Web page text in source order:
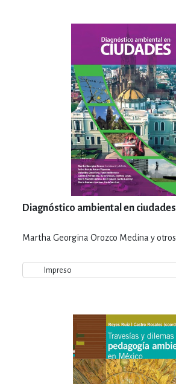
Diagnóstico ambiental en ciudades
Martha Georgina Orozco Medina y otros
Impreso